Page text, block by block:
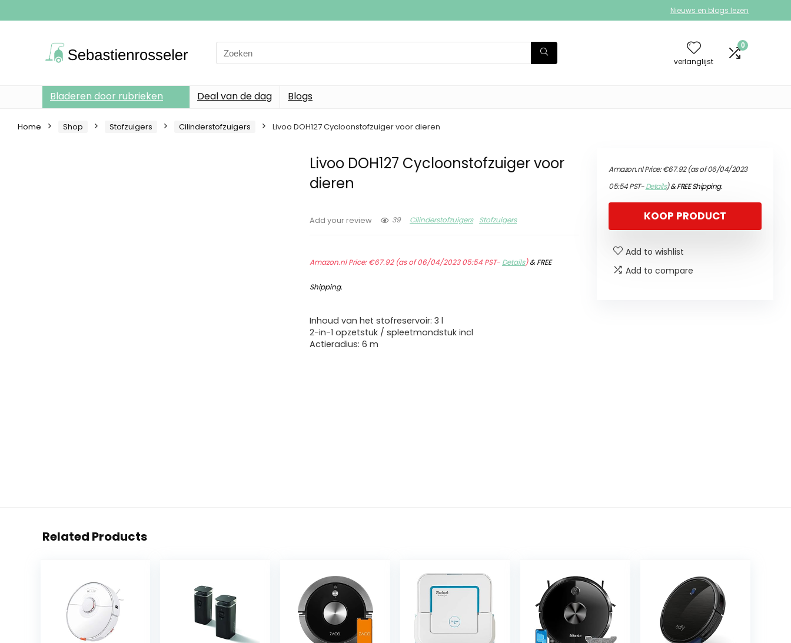
Nieuws en blogs lezen
Search
for:
verlanglijst
0
Bladeren door rubrieken Deal van de dag Blogs
Home Shop Stofzuigers Cilinderstofzuigers Livoo DOH127 Cycloonstofzuiger voor dieren
Livoo DOH127 Cycloonstofzuiger voor
dieren
Add your review 39 Cilinderstofzuigers Stofzuigers
Amazon.nl Price:€67.92(as of 06/04/2023 05:54 PST- Details)&FREE
Shipping.
Inhoud van het stofreservoir: 3 l
2-in-1 opzetstuk / spleetmondstuk incl
Actieradius: 6 m
Amazon.nl Price:€67.92(as of 06/04/2023
05:54 PST-Details)&FREE Shipping.
KOOP PRODUCT
Add to wishlist
Add to compare
Related Products